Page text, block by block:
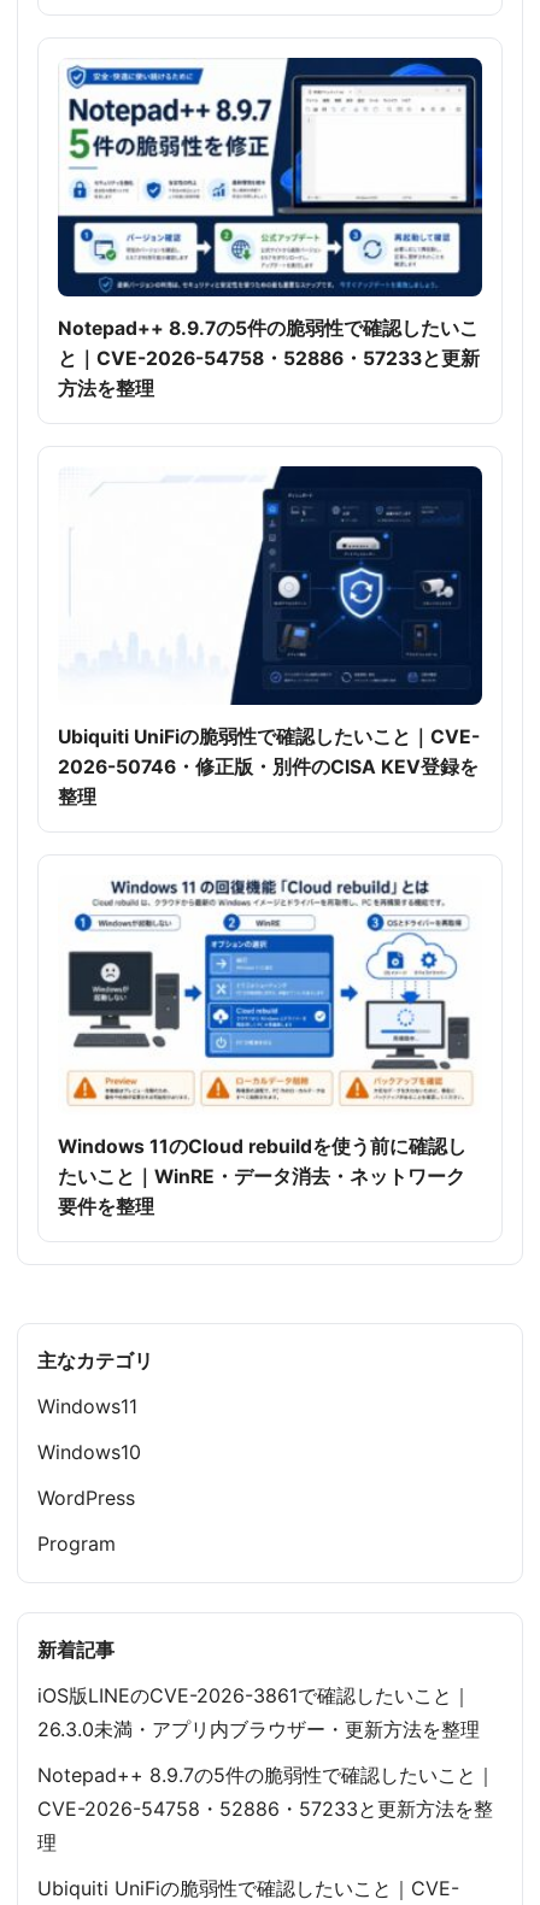
Notepad++ 8.9.7の5件の脆弱性で確認したいこ
と｜CVE-2026-54758・52886・57233と更新
方法を整理
Ubiquiti UniFiの脆弱性で確認したいこと｜CVE-
2026-50746・修正版・別件のCISA KEV登録を
整理
Windows 11のCloud rebuildを使う前に確認し
たいこと｜WinRE・データ消去・ネットワーク
要件を整理
主なカテゴリ
Windows11
Windows10
WordPress
Program
新着記事
iOS版LINEのCVE-2026-3861で確認したいこと｜
26.3.0未満・アプリ内ブラウザー・更新方法を整理
Notepad++ 8.9.7の5件の脆弱性で確認したいこと｜
CVE-2026-54758・52886・57233と更新方法を整
理
Ubiquiti UniFiの脆弱性で確認したいこと｜CVE-